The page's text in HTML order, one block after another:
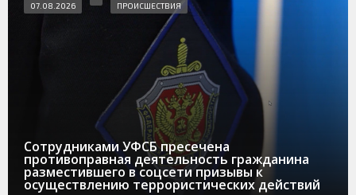
Сотрудниками УФСБ пресечена
противоправная деятельность гражданина
разместившего в соцсети призывы к
осуществлению террористических действий
07.08.2026 ПРОИСШЕСТВИЯ